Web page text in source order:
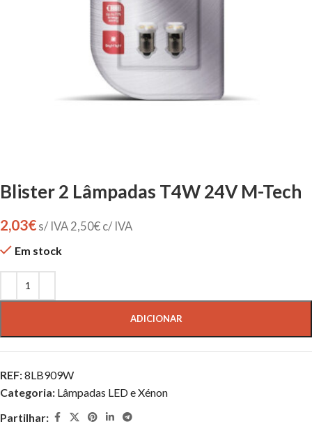
Blister 2 Lâmpadas T4W 24V M-Tech
2,03€ s/ IVA 2,50€ c/ IVA
Em stock
ADICIONAR
REF:8LB909W
Categoria: Lâmpadas LED e Xénon
Partilhar: